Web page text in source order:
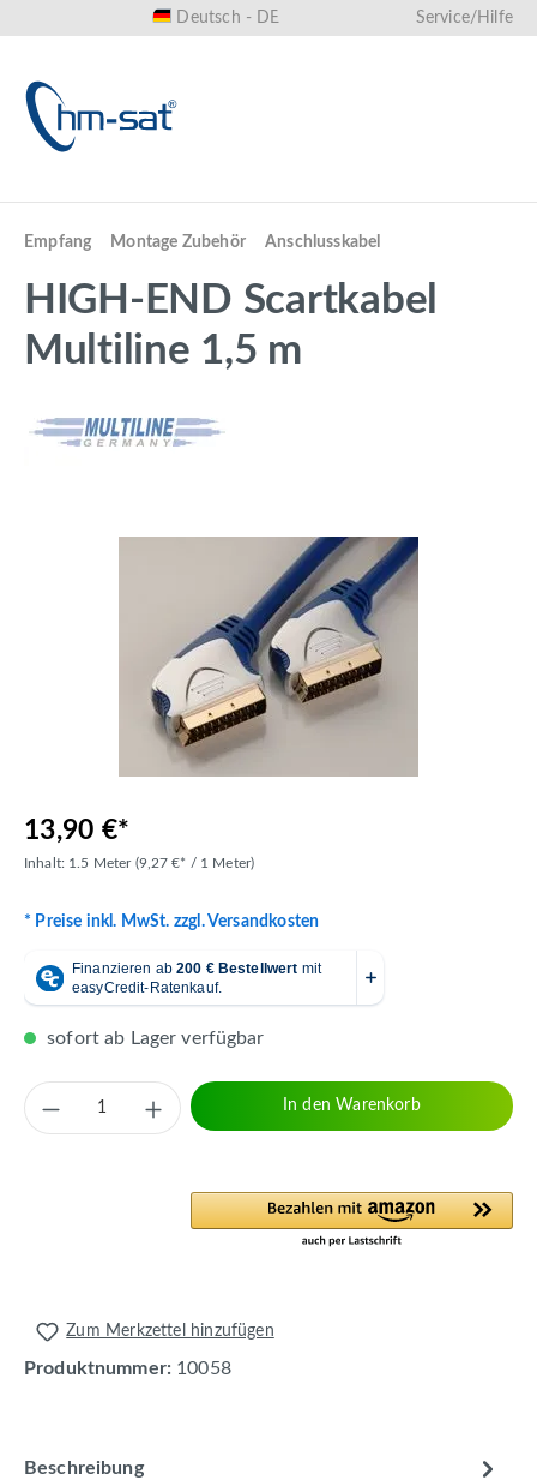
Deutsch - DE Service/Hilfe
Empfang Montage Zubehör Anschlusskabel
HIGH-END Scartkabel
Multiline 1,5 m
Bildergalerie überspringen
13,90 €*
Inhalt: 1.5 Meter (9,27 €* / 1 Meter)
* Preise inkl. MwSt. zzgl. Versandkosten
sofort ab Lager verfügbar
Produkt Anzahl: Gib den gewünschten
In den Warenkorb
Zum Merkzettel hinzufügen
Produktnummer: 10058
Beschreibung